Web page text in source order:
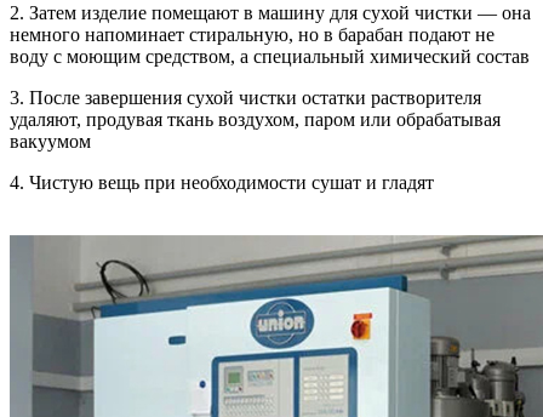
2. Затем изделие помещают в машину для сухой чистки — она
немного напоминает стиральную, но в барабан подают не
воду с моющим средством, а специальный химический состав
3. После завершения сухой чистки остатки растворителя
удаляют, продувая ткань воздухом, паром или обрабатывая
вакуумом
4. Чистую вещь при необходимости сушат и гладят